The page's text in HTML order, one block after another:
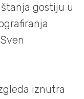
gostiju u
iznutra